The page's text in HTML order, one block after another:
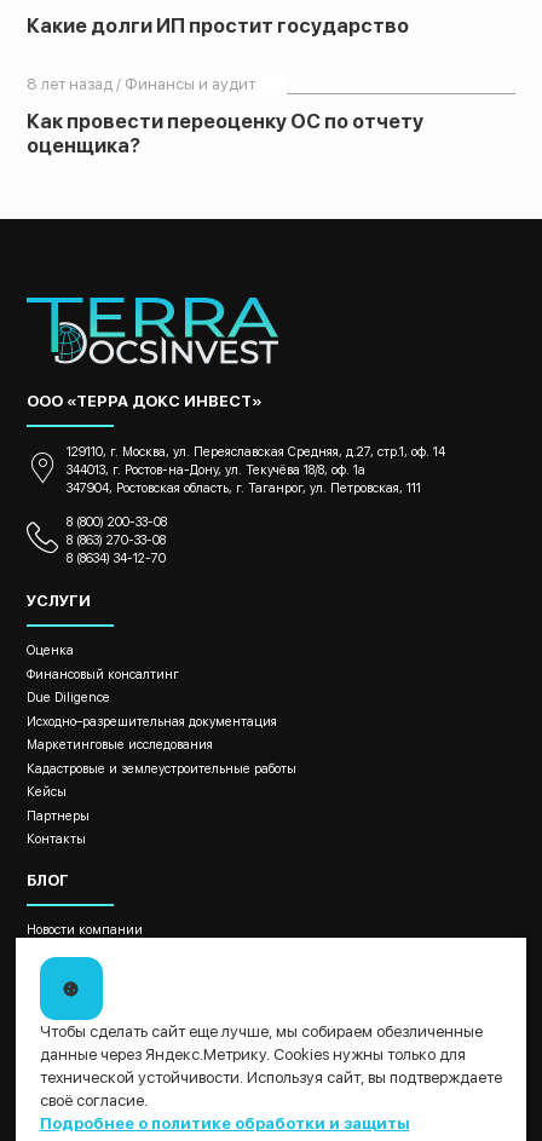
Какие долги ИП простит государство
8 лет назад / Финансы и аудит
Как провести переоценку ОС по отчету
оценщика?
ООО «ТЕРРА ДОКС ИНВЕСТ»
129110, г. Москва, ул. Переяславская Средняя, д.27, стр.1, оф. 14
344013, г. Ростов-на-Дону, ул. Текучёва 18/8, оф. 1а
347904, Ростовская область, г. Таганрог, ул. Петровская, 111
8 (800) 200-33-08
8 (863) 270-33-08
8 (8634) 34-12-70
УСЛУГИ
Оценка
Финансовый консалтинг
Due Diligence
Исходно–разрешительная документация
Маркетинговые исследования
Кадастровые и землеустроительные работы
Кейсы
Партнеры
Контакты
БЛОГ
Новости компании
Как провести оценку бизнеса?
ДОКУМЕНТЫ
Политика обработки и защиты персональных данных ООО "ТДИ"
Пользовательское соглашение
Результаты СОУТ
Чтобы сделать сайт еще лучше, мы собираем обезличенные
данные через Яндекс.Метрику. Cookies нужны только для
технической устойчивости. Используя сайт, вы подтверждаете
своё согласие.
Подробнее о политике обработки и защиты